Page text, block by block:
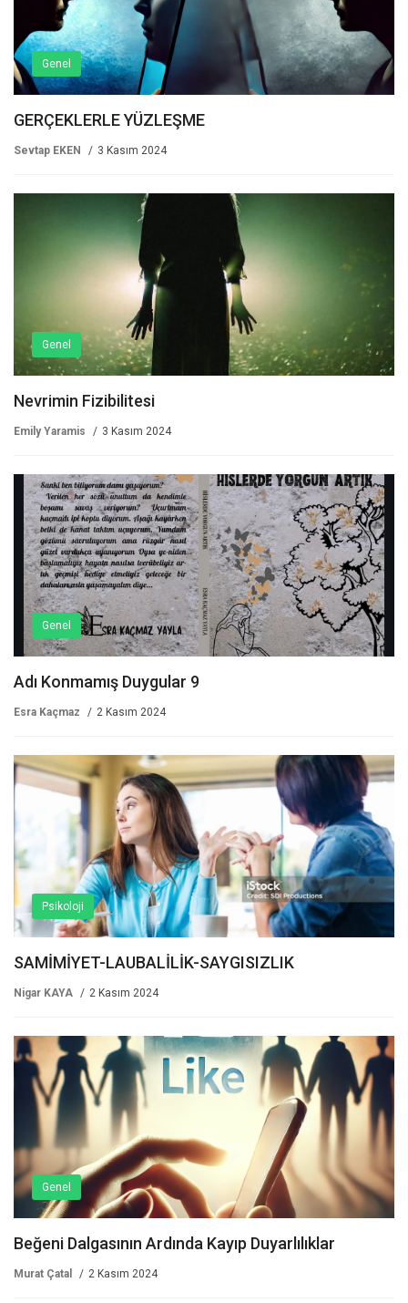
Genel
GERÇEKLERLE YÜZLEŞME
Sevtap EKEN 3 Kasım 2024
Genel
Nevrimin Fizibilitesi
Emily Yaramis 3 Kasım 2024
Genel
Adı Konmamış Duygular 9
Esra Kaçmaz 2 Kasım 2024
Psikoloji
SAMİMİYET-LAUBALİLİK-SAYGISIZLIK
Nigar KAYA 2 Kasım 2024
Genel
Beğeni Dalgasının Ardında Kayıp Duyarlılıklar
Murat Çatal 2 Kasım 2024